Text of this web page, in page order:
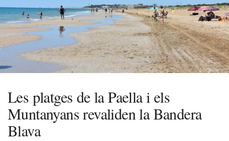
Les platges de la Paella i els
Muntanyans revaliden la Bandera
Blava